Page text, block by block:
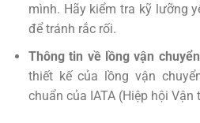
mình. Hãy kiểm tra kỹ lưỡng
để tránh rắc rối.
Thông tin về lồng vận
thiết kế của lồng vận
chuẩn của IATA (Hiệp hội